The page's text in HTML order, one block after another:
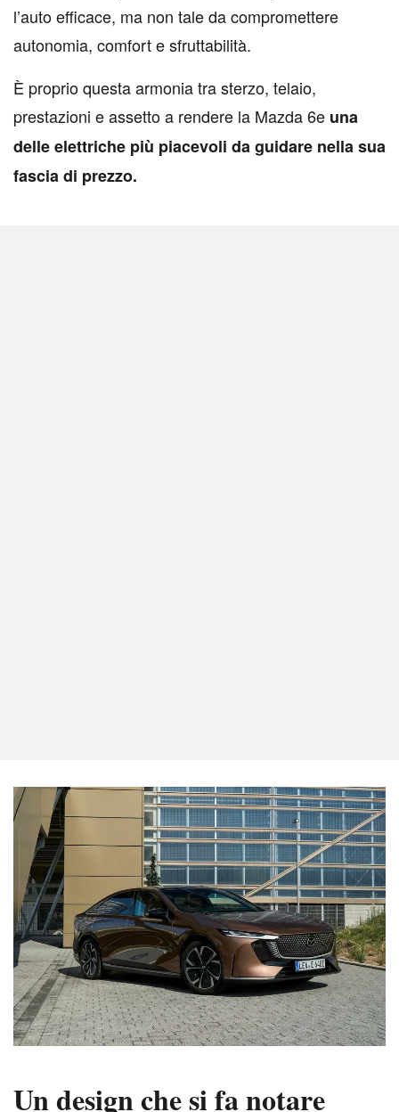
l’auto efficace, ma non tale da compromettere
autonomia, comfort e sfruttabilità.
È proprio questa armonia tra sterzo, telaio,
prestazioni e assetto a rendere la Mazda 6e una
delle elettriche più piacevoli da guidare nella sua
fascia di prezzo.
Un design che si fa notare